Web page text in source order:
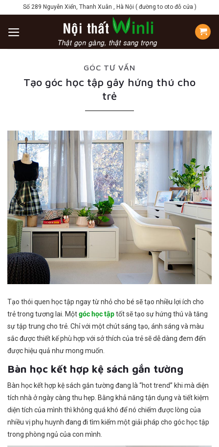
to
content
Số 289 Nguyễn Xiển, Thanh Xuân , Hà Nội ( đường to oto đỗ cửa )
GÓC TƯ VẤN
Tạo góc học tập gây hứng thú cho
trẻ
Tạo thói quen học tập ngay từ nhỏ cho bé sẽ tạo nhiều lợi ích cho
trẻ trong tương lai. Mộtgóc học tậptốt sẽ tạo sự hứng thú và tăng
sự tập trung cho trẻ. Chỉ với một chút sáng tạo, ánh sáng và màu
sắc được thiết kế phù hợp với sở thích của trẻ sẽ dễ dàng đem đến
được hiệu quả như mong muốn.
Bàn học kết hợp kệ sách gắn tường
Bàn học kết hợp kệ sách gắn tường đang là “hot trend” khi mà diện
tích nhà ở ngày càng thu hẹp. Bằng khả năng tận dụng và tiết kiệm
diện tích của mình thì không quá khó để nó chiếm được lòng của
nhiều vị phụ huynh đang đi tìm kiếm một giải pháp cho góc học tập
trong phòng ngủ của con mình.